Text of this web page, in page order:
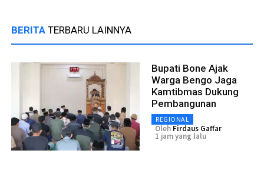
BERITA TERBARU LAINNYA
Bupati Bone Ajak
Warga Bengo Jaga
Kamtibmas Dukung
Pembangunan
REGIONAL
Oleh Firdaus Gaffar
1 jam yang lalu